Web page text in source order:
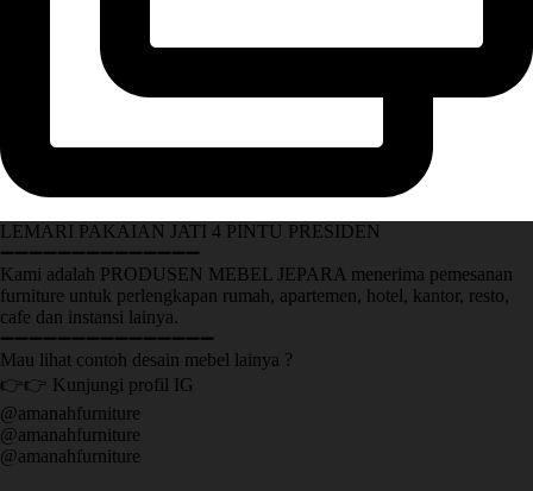
LEMARI PAKAIAN JATI 4 PINTU PRESIDEN
➖➖➖➖➖➖➖➖➖➖➖➖➖➖
Kami adalah PRODUSEN MEBEL JEPARA menerima pemesanan
furniture untuk perlengkapan rumah, apartemen, hotel, kantor, resto,
cafe dan instansi lainya.
➖➖➖➖➖➖➖➖➖➖➖➖➖➖➖
Mau lihat contoh desain mebel lainya ?
👉👉 Kunjungi profil IG
@amanahfurniture
@amanahfurniture
@amanahfurniture